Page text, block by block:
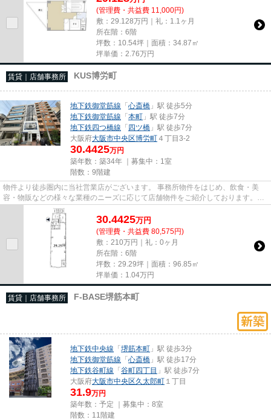
(管理費・共益費 11,000円)
敷：29.128万円｜礼：1.1ヶ月
所在階：6階
坪数：10.54坪｜面積：34.87㎡
坪単価： 2.76万円
賃貸｜店舗事務所 KUS博労町
地下鉄御堂筋線 「心斎橋 」駅 徒歩5分
地下鉄御堂筋線 「本町 」駅 徒歩7分
地下鉄四つ橋線 「四ツ橋 」駅 徒歩7分
大阪府大阪市中央区博労町 ４丁目3-2
30.4425万円
築年数：築34年 ｜募集中： 1室
階数：9階建
物件より徒歩圏内に当社営業店がございます。 事務所物件をはじめ、飲食・美
容・物販などの様々な業種のニーズに応じて店舗物件をご紹介しております。
尚、弊社ではおとり広告は一切...
30.4425万円
(管理費・共益費 80,575円)
敷：210万円｜礼：0ヶ月
所在階：6階
坪数：29.29坪｜面積：96.85㎡
坪単価： 1.04万円
賃貸｜店舗事務所 F-BASE堺筋本町
地下鉄中央線 「堺筋本町 」駅 徒歩3分
地下鉄御堂筋線 「心斎橋 」駅 徒歩17分
地下鉄谷町線 「谷町四丁目 」駅 徒歩7分
大阪府大阪市中央区久太郎町 １丁目
31.9万円
築年数：予定 ｜募集中： 8室
階数：11階建